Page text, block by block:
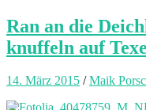
Ran an die
knuffeln auf
14. März 2015 /Maik